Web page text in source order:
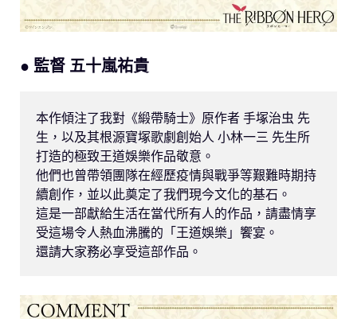
● 監督 五十嵐祐貴
本作傾注了我對《緞帶騎士》原作者 手塚治虫 先
生，以及其根源寶塚歌劇創始人 小林一三 先生所
打造的極致王道娛樂作品敬意。
他們也曾帶領團隊在經歷疫情與戰爭等艱難時期持
續創作，並以此奠定了我們現今文化的基石。
這是一部獻給生活在當代所有人的作品，請盡情享
受這場令人熱血沸騰的「王道娛樂」饗宴。
還請大家務必享受這部作品。